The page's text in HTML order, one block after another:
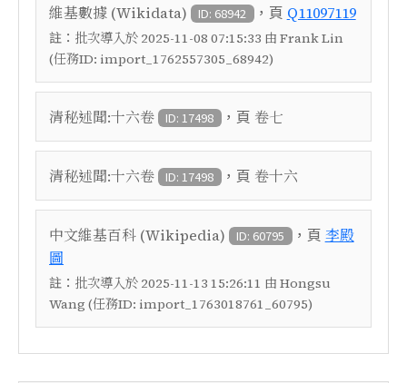
維基數據 (Wikidata) ID: 68942 ，頁 Q11097119
註： 批次導入於 2025-11-08 07:15:33 由 Frank Lin
(任務ID: import_1762557305_68942)
清秘述聞:十六卷 ID: 17498 ，頁 卷七
清秘述聞:十六卷 ID: 17498 ，頁 卷十六
中文維基百科 (Wikipedia) ID: 60795 ，頁 李殿
圖
註： 批次導入於 2025-11-13 15:26:11 由 Hongsu
Wang (任務ID: import_1763018761_60795)